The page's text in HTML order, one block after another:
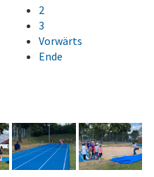
2
3
Vorwärts
Ende